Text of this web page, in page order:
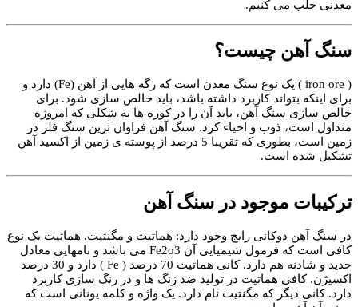
معدنی جلب می کنیم.
سنگ آهن چیست؟
( iron ore ) یک نوع سنگ معدن است که رگه هایی از آهن (Fe) دارد و
برای اینکه بتواند کاربرد داشته باشد، باید خالص سازی شود. برای
خالص سازی سنگ آهن، باید آن را در کوره ها به شکلی که امروزه
متداول است، ذوب و احیاء کرد. سنگ آهن فراوان ترین سنگ فلز در
زمین است، بطوری که تقریبا 5 درصد از پوسته ی زمین از اکسید آهن
تشکیل شده است.
ترکیبات موجود در سنگ آهن
در سنگ آهن دوکانی رایج وجود دارد: هماتیت و مگنتیت. هماتیت یک نوع
کافی است که فرمول شیمیایی آن Fe2o3 می باشد و نامهایی معادل
حدید و شادنه هم دارد. کانی هماتیت 70 درصد ( Fe ) دارد و 30 درصد
اکسیژن. کافی هماتیت در تولید ضد زنگ ها و در رنگ سازی کاربرد
دارد. کانی دیگر که مگنتیت نام دارد. یک واژه و کلمه یونانی است که